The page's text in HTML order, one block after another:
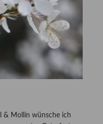
& Mollin wünsche ich